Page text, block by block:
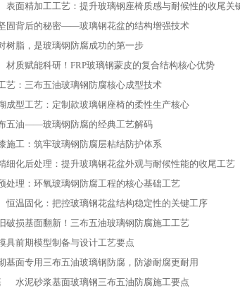
表面精加工工艺：提升玻璃钢座椅质感与耐候性的收尾关
固背后的秘密——玻璃钢花盆的结构增强技术
树脂，是玻璃钢防腐成功的第一步
材质赋能科研！FRP玻璃钢蒙皮的复合结构核心优势
艺：三布五油玻璃钢防腐核心成型技术
成型工艺：定制款玻璃钢座椅的柔性生产核心
五油——玻璃钢防腐的经典工艺解码
施工：筑牢玻璃钢防腐层粘结防护体系
细化后处理：提升玻璃钢花盆外观与耐候性能的收尾工艺
处理：环氧玻璃钢防腐工程的核心基础工艺
恒温固化：把控玻璃钢花盆结构稳定性的关键工序
破损基面翻新！三布五油玻璃钢防腐施工工艺
具前期模型制备与设计工艺要点
基面专用三布五油玻璃钢防腐，防渗耐腐更耐用
水泥砂浆基面玻璃钢三布五油防腐施工要点